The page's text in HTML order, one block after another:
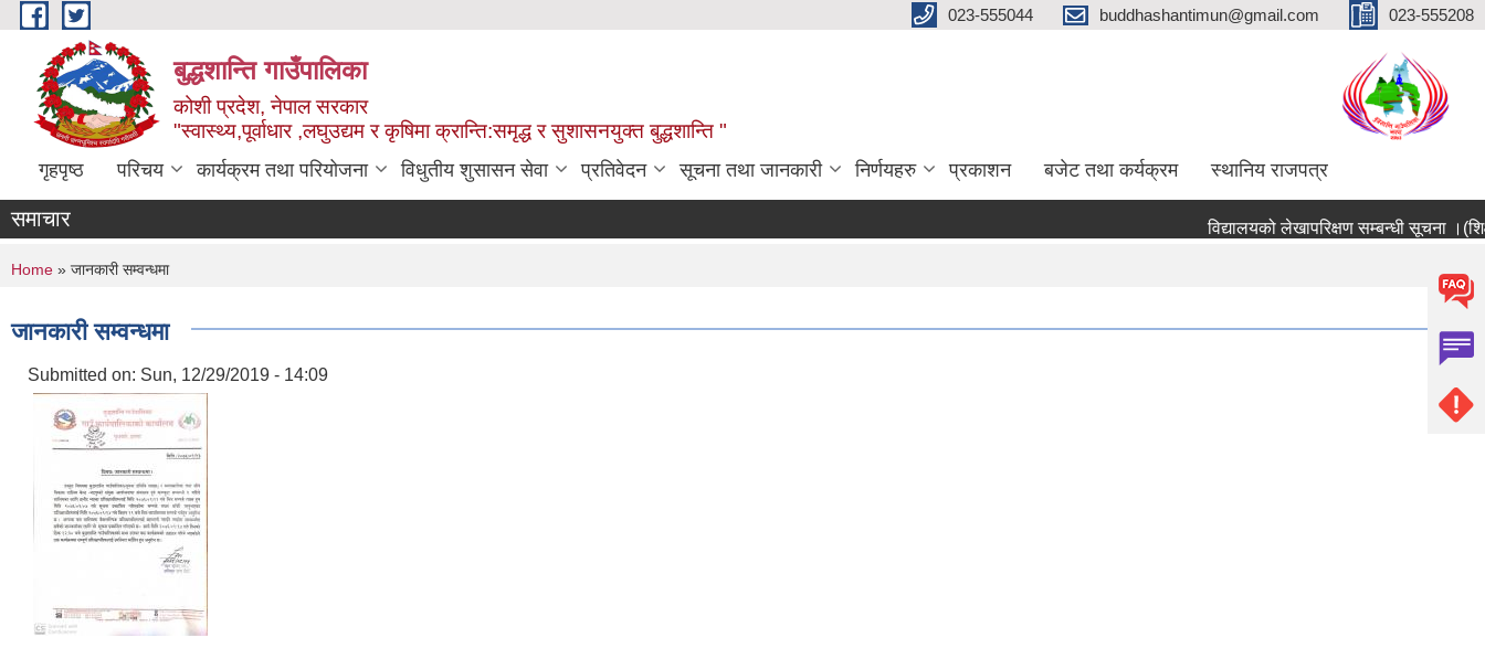
Skip to main content 023-555044 buddhashantimun@gmail.com 023-555208
बुद्धशान्ति गाउँपालिका
कोशी प्रदेश, नेपाल सरकार
"स्वास्थ्य,पूर्वाधार ,लघुउद्यम र कृषिमा क्रान्ति:समृद्ध र सुशासनयुक्त बुद्धशान्ति "
गृहपृष्ठ परिचय कार्यक्रम तथा परियोजना विधुतीय शुसासन सेवा प्रतिवेदन सूचना तथा जानकारी निर्णयहरु प्रकाशन बजेट तथा कर्यक्रम स्थानिय राजपत्र
समाचार विद्यालयको लेखापरिक्षण सम्बन्धी सूचना ।(शिक्षा
You are here
Home » जानकारी सम्वन्धमा
जानकारी सम्वन्धमा
Submitted on: Sun, 12/29/2019 - 14:09